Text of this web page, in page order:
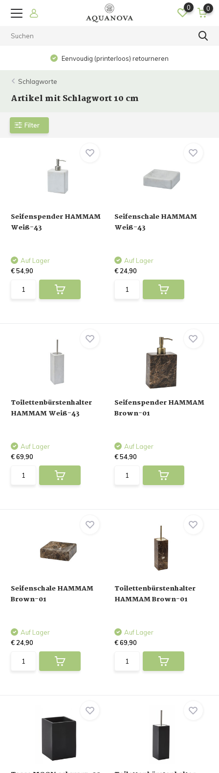
0 0
Eenvoudig (printerloos) retourneren
Schlagworte
Artikel mit Schlagwort 10 cm
Filter
Seifenspender HAMMAM
Weiß-43
Auf Lager
€ 54,90
Seifenschale HAMMAM
Weiß-43
Auf Lager
€ 24,90
Toilettenbürstenhalter
HAMMAM Weiß-43
Auf Lager
€ 69,90
Seifenspender HAMMAM
Brown-01
Auf Lager
€ 54,90
Seifenschale HAMMAM
Brown-01
Auf Lager
€ 24,90
Toilettenbürstenhalter
HAMMAM Brown-01
Auf Lager
€ 69,90